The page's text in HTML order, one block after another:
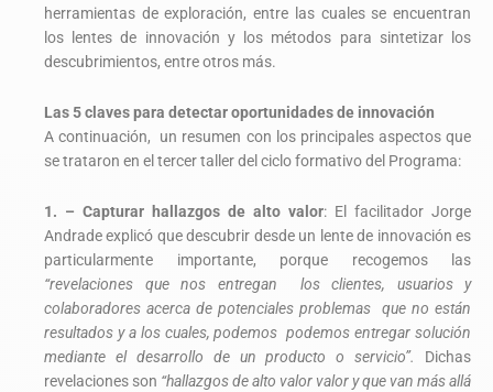
herramientas de exploración, entre las cuales se encuentran
los lentes de innovación y los métodos para sintetizar los
descubrimientos, entre otros más.
Las 5 claves para detectar oportunidades de innovación
A continuación, un resumen con los principales aspectos que
se trataron en el tercer taller del ciclo formativo del Programa:
1. – Capturar hallazgos de alto valor: El facilitador Jorge
Andrade explicó que descubrir desde un lente de innovación es
particularmente importante, porque recogemos las
“revelaciones que nos entregan los clientes, usuarios y
colaboradores acerca de potenciales problemas que no están
resultados y a los cuales, podemos podemos entregar solución
mediante el desarrollo de un producto o servicio”. Dichas
revelaciones son “hallazgos de alto valor valor y que van más allá